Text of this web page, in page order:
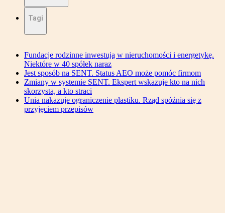
Tagi
Fundacje rodzinne inwestują w nieruchomości i energetykę.
Niektóre w 40 spółek naraz
Jest sposób na SENT. Status AEO może pomóc firmom
Zmiany w systemie SENT. Ekspert wskazuje kto na nich
skorzysta, a kto straci
Unia nakazuje ograniczenie plastiku. Rząd spóźnia się z
przyjęciem przepisów